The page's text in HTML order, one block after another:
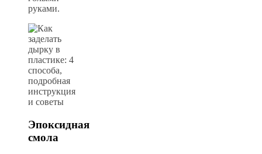
руками.
Эпоксидная
смола